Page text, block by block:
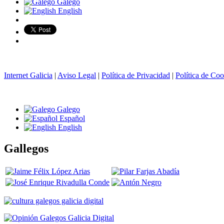
English
Internet Galicia | Aviso Legal | Política de Privacidad | Política de
Galego
Español
English
Gallegos